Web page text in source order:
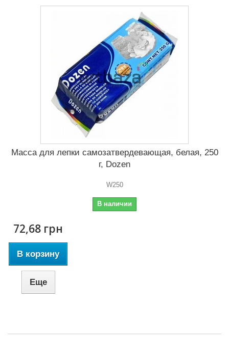
Масса для лепки самозатвердевающая, белая, 250
г, Dozen
W250
В наличии
72,68 грн
В корзину
Еще